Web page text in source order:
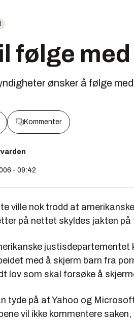
følge
ønsker å følge
Kommenter
- 09:42
ville nok trodd at
på nettet skyldes jakten på
justisdepartementet
med å skjerm barn fra
lov som skal forsøke å
tyde på at Yahoo og
vil ikke kommentere